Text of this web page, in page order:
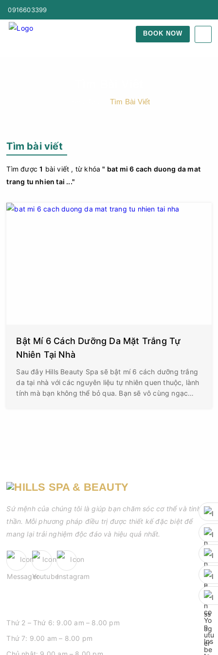
0916603399
BOOK NOW
Tìm Bài Viết
Tìm bài viết
Tìm được1 bài viết , từ khóa" bat mi 6 cach duong da mat
trang tu nhien tai ..."
Bật Mí 6 Cách Dưỡng Da Mặt Trắng Tự
Nhiên Tại Nhà
Sau đây Hills Beauty Spa sẽ bật mí 6 cách dưỡng trắng
da tại nhà với các nguyên liệu tự nhiên quen thuộc, lành
tính mà bạn không thể bỏ qua. Bạn sẽ vô cùng ngạc
Sứ mệnh của chúng tôi là giúp bạn chăm sóc cơ thể và tinh
thần. Mỗi phương pháp điều trị được thiết kế đặc biệt để
mang lại trải nghiệm độc đáo và hiệu quả nhất.
Thứ 2 – Thứ 6: 9.00 am – 8.00 pm
Thứ 7: 9.00 am – 8.00 pm